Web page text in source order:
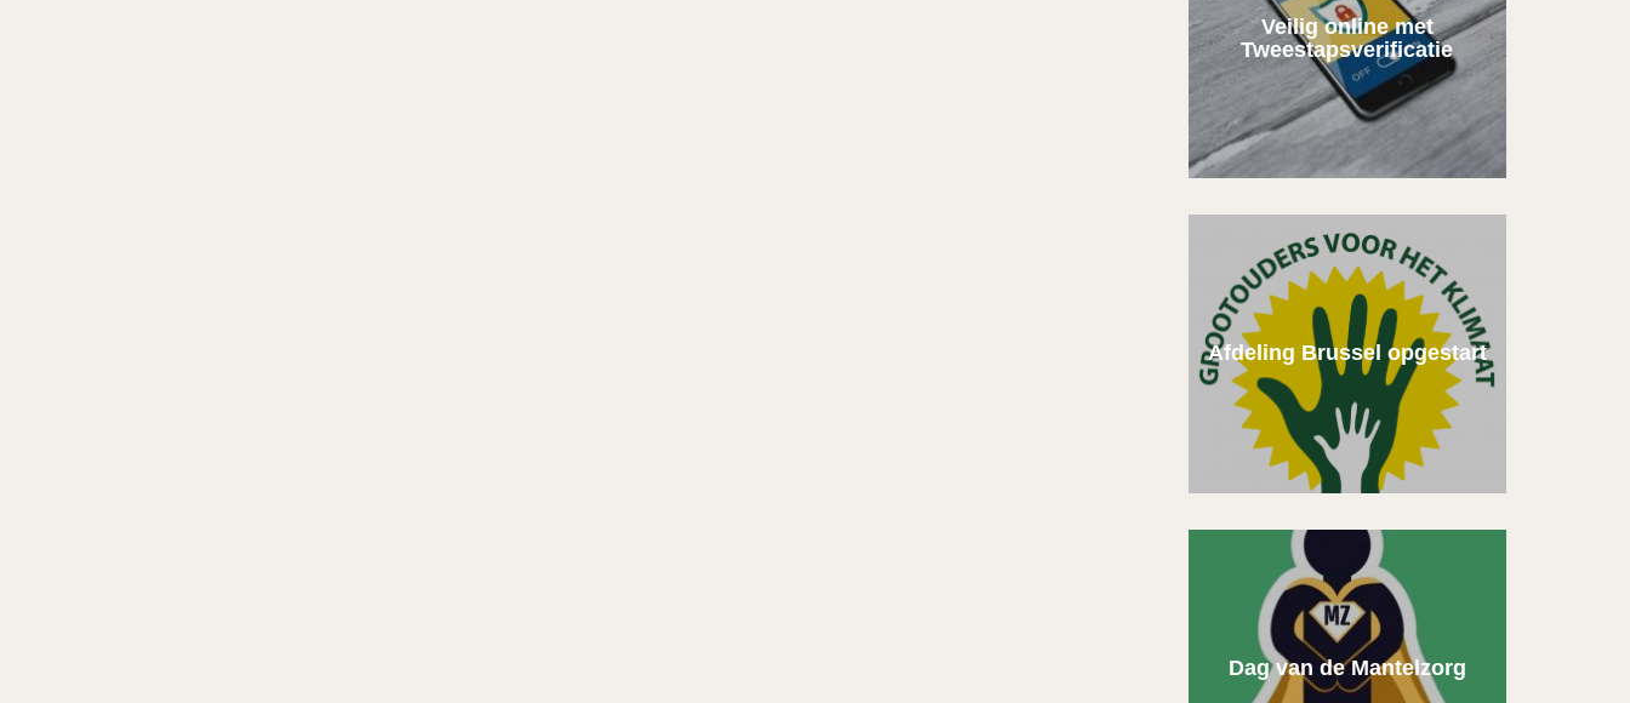
Veilig online met
Tweestapsverificatie
Afdeling Brussel opgestart
Dag van de Mantelzorg